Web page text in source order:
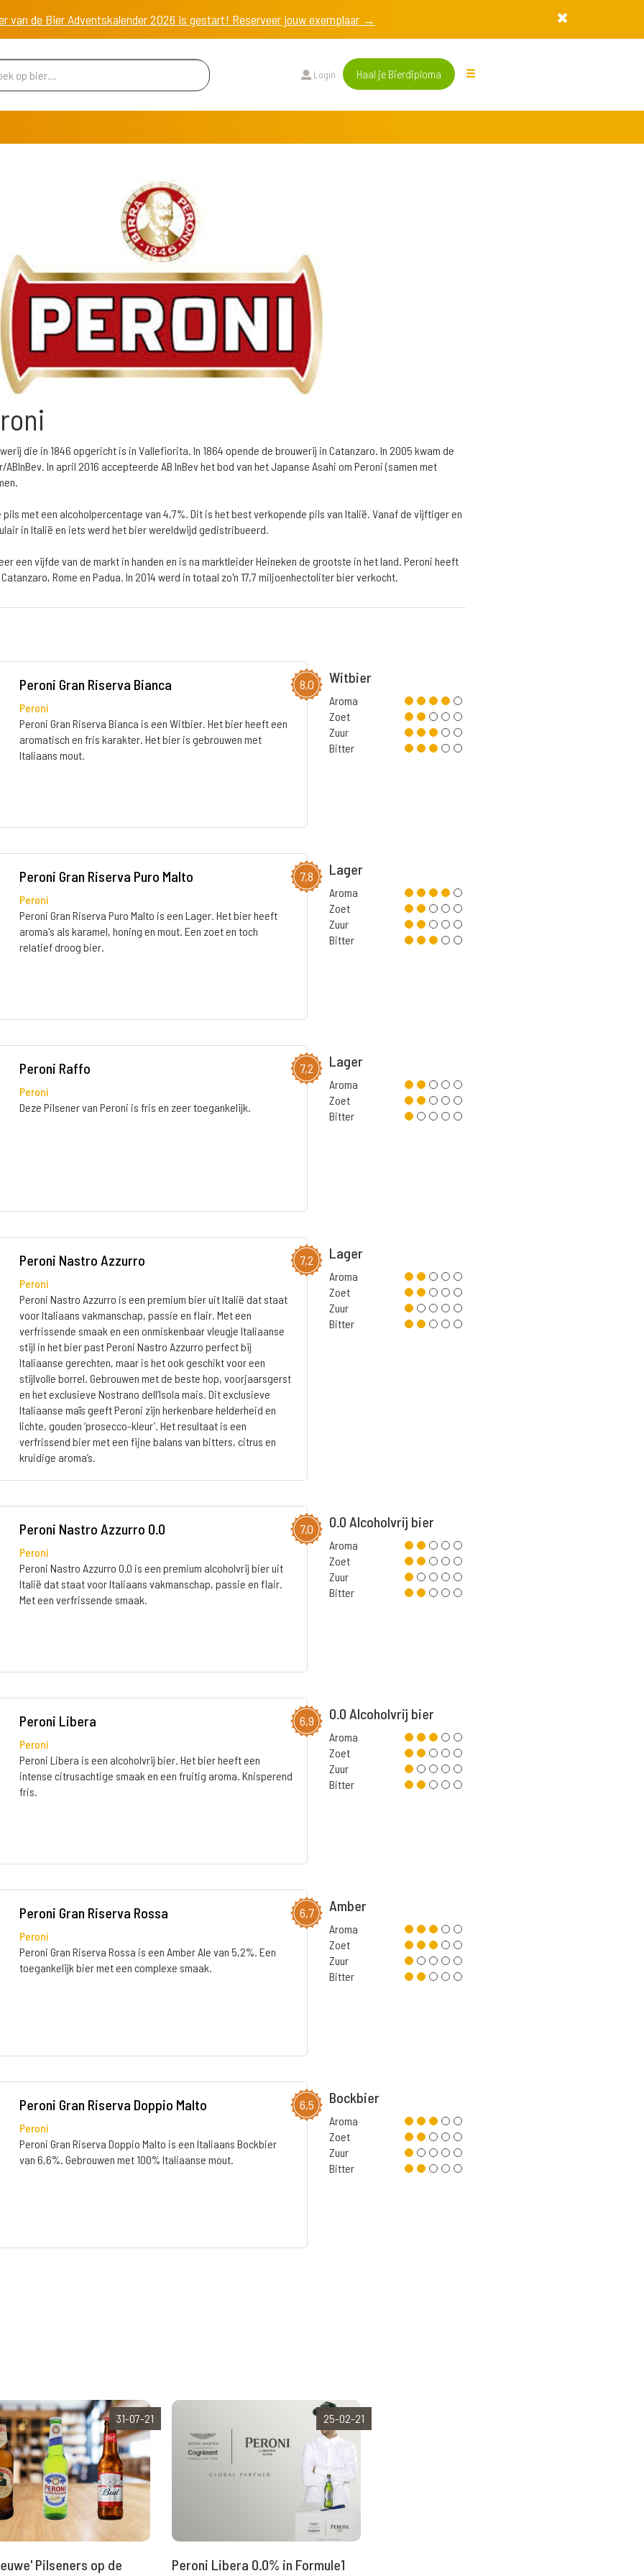
van de Bier Adventskalender 2026 is gestart! Reserveer jouw exemplaar →
Login Haal je Bierdiploma
die in 1846 opgericht is in Vallefiorita. In 1864 opende de brouwerij in Catanzaro. In 2005 kwam de
ABInBev. In april 2016 accepteerde AB InBev het bod van het Japanse Asahi om Peroni (samen met
pils met een alcoholpercentage van 4,7%. Dit is het best verkopende pils van Italië. Vanaf de vijftiger en
in Italië en iets werd het bier wereldwijd gedistribueerd.
een vijfde van de markt in handen en is na marktleider Heineken de grootste in het land. Peroni heeft
Rome en Padua. In 2014 werd in totaal zo'n 17,7 miljoenhectoliter bier verkocht.
8,0
Peroni Gran Riserva Bianca
Peroni
Peroni Gran Riserva Bianca is een Witbier. Het bier heeft een
aromatisch en fris karakter. Het bier is gebrouwen met
Italiaans mout.
Witbier
Aroma
Zoet
Zuur
Bitter
7,8
Peroni Gran Riserva Puro Malto
Peroni
Peroni Gran Riserva Puro Malto is een Lager. Het bier heeft
aroma's als karamel, honing en mout. Een zoet en toch
relatief droog bier.
Lager
Aroma
Zoet
Zuur
Bitter
7,2
Peroni Raffo
Peroni
Deze Pilsener van Peroni is fris en zeer toegankelijk.
Lager
Aroma
Zoet
Bitter
7,2
Peroni Nastro Azzurro
Peroni
Peroni Nastro Azzurro is een premium bier uit Italië dat staat
voor Italiaans vakmanschap, passie en flair. Met een
verfrissende smaak en een onmiskenbaar vleugje Italiaanse
stijl in het bier past Peroni Nastro Azzurro perfect bij
Italiaanse gerechten, maar is het ook geschikt voor een
stijlvolle borrel. Gebrouwen met de beste hop, voorjaarsgerst
en het exclusieve Nostrano dell’Isola mais. Dit exclusieve
Italiaanse maïs geeft Peroni zijn herkenbare helderheid en
lichte, gouden ‘prosecco-kleur’. Het resultaat is een
verfrissend bier met een fijne balans van bitters, citrus en
kruidige aroma’s.
Lager
Aroma
Zoet
Zuur
Bitter
7,0
Peroni Nastro Azzurro 0.0
Peroni
Peroni Nastro Azzurro 0.0 is een premium alcoholvrij bier uit
Italië dat staat voor Italiaans vakmanschap, passie en flair.
Met een verfrissende smaak.
0.0 Alcoholvrij bier
Aroma
Zoet
Zuur
Bitter
6,9
Peroni Libera
Peroni
Peroni Libera is een alcoholvrij bier. Het bier heeft een
intense citrusachtige smaak en een fruitig aroma. Knisperend
fris.
0.0 Alcoholvrij bier
Aroma
Zoet
Zuur
Bitter
6,7
Peroni Gran Riserva Rossa
Peroni
Peroni Gran Riserva Rossa is een Amber Ale van 5,2%. Een
toegankelijk bier met een complexe smaak.
Amber
Aroma
Zoet
Zuur
Bitter
6,5
Peroni Gran Riserva Doppio Malto
Peroni
Peroni Gran Riserva Doppio Malto is een Italiaans Bockbier
van 6,6%. Gebrouwen met 100% Italiaanse mout.
Bockbier
Aroma
Zoet
Zuur
Bitter
31-07-21
Pilseners op de
25-02-21
Peroni Libera 0.0% in Formule1